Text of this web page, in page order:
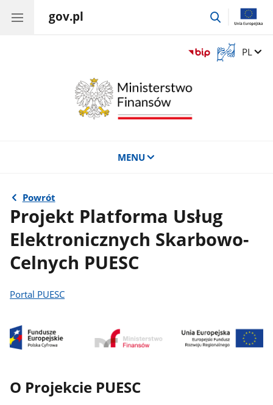
gov.pl
przejdź
Otwórz
okno
Zmień
PL
MENU
Powrót
Projekt Platforma Usług
Elektronicznych Skarbowo-
Celnych PUESC
Portal PUESC
O Projekcie PUESC